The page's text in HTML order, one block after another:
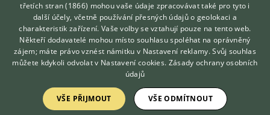
Neuchovněný pes
47 reakcí
19.4.2023 17:04
Epileptik
5reakcí
27.8.2022 11:41
Pes čůra v bytě u přítelkyně
1reakcí
14.2.2023 13:14
Hledáte zvířecího kamaráda?
Zdarma vám poradí
VETERINÁŘ ONLINE
KONZULTOVAT S
VETERINÁŘEM
třetích stran (1866) mohou vaše údaje zpracovávat také pro tyto i
další účely, včetně používání přesných údajů o geolokaci a
charakteristik zařízení. Vaše volby se vztahují pouze na tento web.
Někteří dodavatelé mohou místo souhlasu spoléhat na oprávněný
zájem; máte právo vznést námitku v Nastavení reklamy. Svůj souhlas
můžete kdykoli odvolat v Nastavení cookies. Zásady ochrany osobních
údajů
VŠE PŘIJMOUT VŠE ODMÍTNOUT